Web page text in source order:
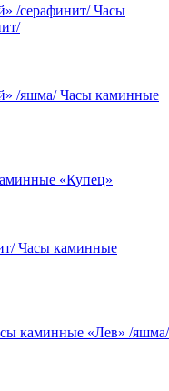
Часы
Часы каминные
«Купец»
Часы каминные
каминные «Лев» /яшма/